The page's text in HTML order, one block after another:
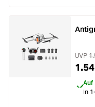
UVP
Auf
In